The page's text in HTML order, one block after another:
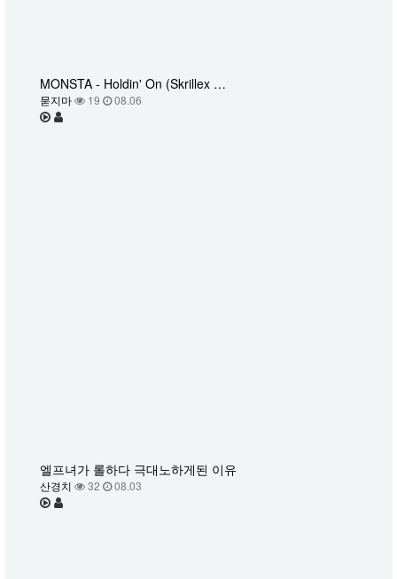
MONSTA - Holdin' On (Skrillex …
묻지마 19 08.06
엘프녀가 롤하다 극대노하게된 이유
산경치 32 08.03